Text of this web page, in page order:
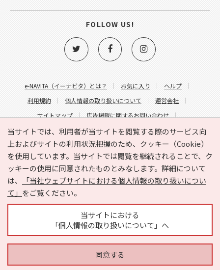
当サイトでは、利用者が当サイトを閲覧する際のサービス向
上およびサイトの利用状況把握のため、クッキー（Cookie）
を使用しています。当サイトでは閲覧を継続されることで、ク
ッキーの使用に同意されたものとみなします。詳細について
は、
「当社ウェブサイトにおける個人情報の取り扱いについ
て」 をご覧ください。
当サイトにおける
「個人情報の取り扱いについて」へ
同意する
e-NAVITA（イーナビタ）とは？ お気に入り
ヘルプ
利用規約
個人情報の取り扱いについて
運営会社
サイトマップ
広告掲載に関するお問い合わせ
サイトの内容に関するお問い合わせ
FOLLOW US!
Copyright © HYOJITO.Co.,Ltd. All Rights Reserved.